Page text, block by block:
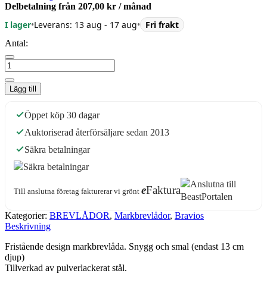
Delbetalning från 207,00 kr / månad
I lager•Leverans: 13 aug - 17 aug• Fri frakt
Antal:
Lägg till
Öppet köp 30 dagar
Auktoriserad återförsäljare sedan 2013
Säkra betalningar
Till anslutna företag fakturerar vi grönt eFaktura
Kategorier: BREVLÅDOR, Markbrevlådor, Bravios
Beskrivning
Fristående design markbrevlåda. Snygg och smal (endast 13 cm
djup)
Tillverkad av pulverlackerat stål.